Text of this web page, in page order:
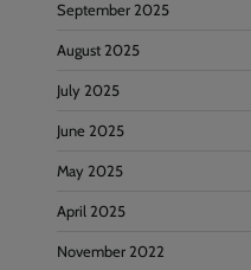
September 2025
August 2025
July 2025
June 2025
May 2025
April 2025
November 2022